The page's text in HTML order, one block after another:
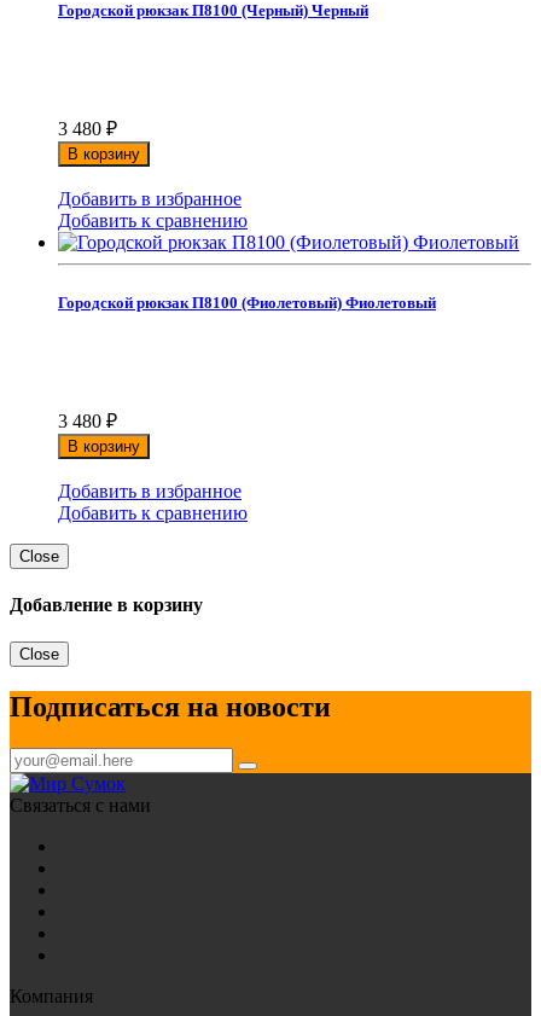
Городской рюкзак П8100 (Черный) Черный
3 480 ₽
В корзину
Добавить в избранное
Добавить к сравнению
Городской рюкзак П8100 (Фиолетовый) Фиолетовый
3 480 ₽
В корзину
Добавить в избранное
Добавить к сравнению
Close
Добавление в корзину
Close
Подписаться на новости
Связаться с нами
Компания